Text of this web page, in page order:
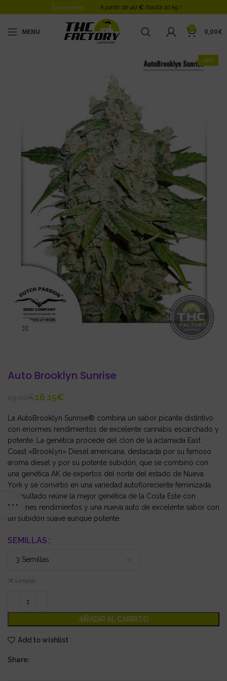
Envio gratis! A partir de 49 € (hasta 10 kg )
MENU 0 0,00€
-15%
Auto Brooklyn Sunrise
16,15€
La AutoBrooklyn Sunrise® combina un sabor picante distintivo
con enormes rendimientos de excelente cannabis escarchado y
potente. La genética procede del clon de la aclamada East
Coast «Brooklyn» Diesel americana, destacada por su famoso
aroma diesel y por su potente subidón, que se combinó con
una genética AK de expertos del norte del estado de Nueva
York y se convirtió en una variedad autofloreciente feminizada.
El resultado reúne la mejor genética de la Costa Este con
enormes rendimientos y una nueva auto de excelente sabor con
un subidón suave aunque potente.
SEMILLAS
Limpiar
AÑADIR AL CARRITO
Add to wishlist
Share: